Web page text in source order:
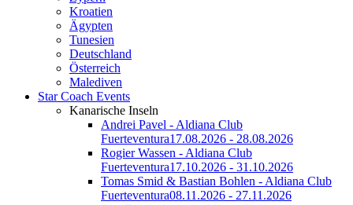
Kroatien
Ägypten
Tunesien
Deutschland
Österreich
Malediven
Star Coach Events
Kanarische Inseln
Andrei Pavel - Aldiana Club
Fuerteventura17.08.2026 - 28.08.2026
Rogier Wassen - Aldiana Club
Fuerteventura17.10.2026 - 31.10.2026
Tomas Smid & Bastian Bohlen - Aldiana Club
Fuerteventura08.11.2026 - 27.11.2026